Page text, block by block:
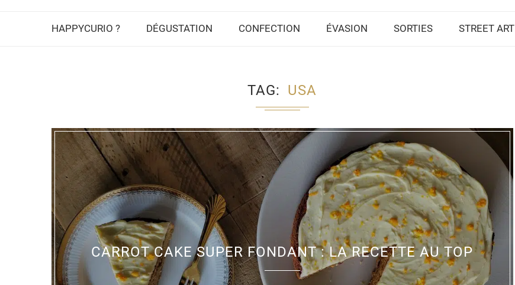
HAPPYCURIO ? DÉGUSTATION CONFECTION ÉVASION SORTIES STREET ART
TAG USA
CARROT CAKE SUPER FONDANT : LA RECETTE AU TOP